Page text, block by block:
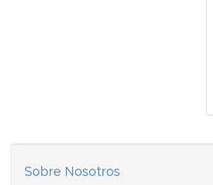
Sobre Nosotros